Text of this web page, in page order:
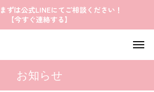
ずは公式LINEにてご相談ください！
【今すぐ連絡する】
お知らせ